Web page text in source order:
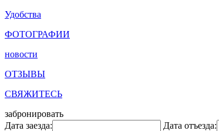
Удобства
ФОТОГРАФИИ
новости
ОТЗЫВЫ
СВЯЖИТЕСЬ
забронировать
Дата заезда:
Дата отъезда: